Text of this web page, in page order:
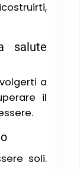
salute
a
il
soli.